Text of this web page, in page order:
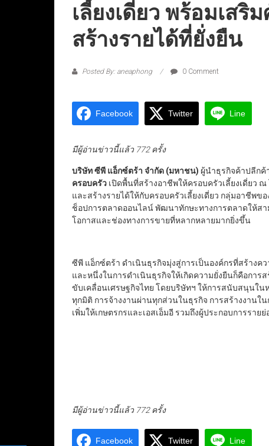
เลี้ยงเดี่ยว พร้อมเส
สร้างรายได้ที่ยั่งยืน
Posted By: aneaphong 0 Comment
Facebook Twitter Line
มีผู้อ่านข่าวนี้แล้ว 772 ครั้ง
บริษัท ซีพี แอ็กซ์ตร้า จำกัด (มหาชน) ผู้นำธุรกิจค้าปลีกค้
ครอบครัว เปิดพื้นที่สร้างอาชีพให้ครอบครัวเลี้ยงเดี่ยว
และสร้างรายได้ให้กับครอบครัวเลี้ยงเดี่ยว กลุ่มอาชีพ
ช็อปการตลาดออนไลน์ พัฒนาทักษะทางการตลาดให้ส
โอกาสและช่องทางการขายที่หลากหลายมากยิ่งขึ้น
ซีพี แอ็กซ์ตร้า ดำเนินธุรกิจมุ่งสู่การเป็นองค์กรที่สร้างค
และหนึ่งในการดำเนินธุรกิจให้เกิดความยั่งยืนก็คือการ
ขับเคลื่อนเศรษฐกิจไทย โดยบริษัทฯ ให้การสนับสนุนใ
ทุกมิติ การจ้างงานผ่านทุกส่วนในธุรกิจ การสร้างงานใ
เพิ่มให้เกษตรกรและเอสเอ็มอี รวมถึงผู้ประกอบการราย
มีผู้อ่านข่าวนี้แล้ว 772 ครั้ง
Facebook Twitter Line